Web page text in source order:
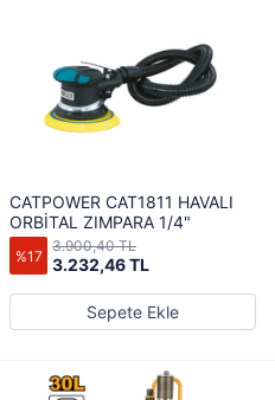
CATPOWER CAT1811 HAVALI
ORBİTAL ZIMPARA 1/4"
%17 3.232,46 TL
3.900,40 TL
Sepete Ekle